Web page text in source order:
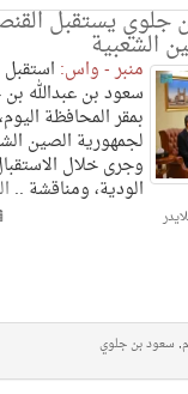
جلوي يستقبل
الشعبية
منبر - واس:
سعود بن عبدالله
بمقر المحافظة
لجمهورية الصين
وجرى خلال
الودية، ومناقشة ..
, سعود بن جلوي